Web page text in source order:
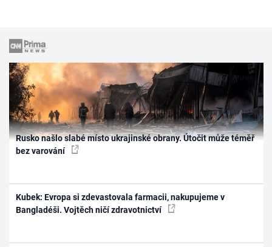
Rusko našlo slabé místo ukrajinské obrany. Útočit může téměř
bez varování
Kubek: Evropa si zdevastovala farmacii, nakupujeme v
Bangladéši. Vojtěch ničí zdravotnictví